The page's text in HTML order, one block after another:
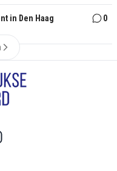
in Den Haag 0